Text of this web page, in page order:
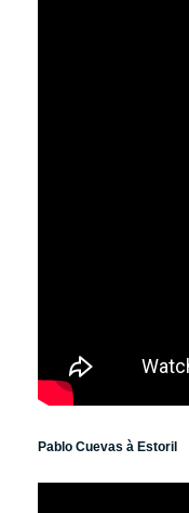
Pablo Cuevas à Estoril